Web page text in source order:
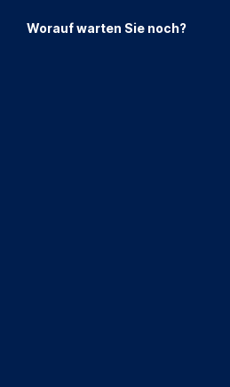
Worauf warten Sie noch?